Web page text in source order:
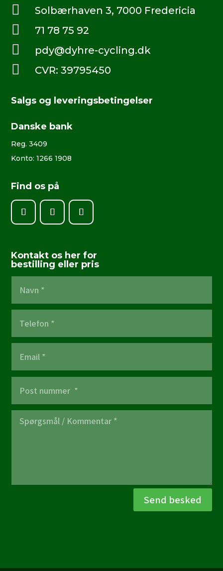
 Solbærhaven 3, 7000 Fredericia
 71 78 75 92
 pdy@dyhre-cycling.dk
 CVR: 39795450
Salgs og leveringsbetingelser
Danske bank
Reg. 3409
Konto: 1266 1908
Find os på
Kontakt os her for
bestilling eller pris
Send besked